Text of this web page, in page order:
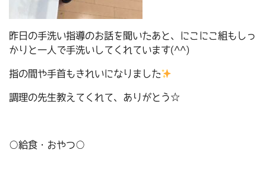
昨日の手洗い指導のお話を聞いたあと、にこにこ組もしっ
かりと一人で手洗いしてくれています(^^)
指の間や手首もきれいになりました
調理の先生教えてくれて、ありがとう☆
○給食・おやつ○